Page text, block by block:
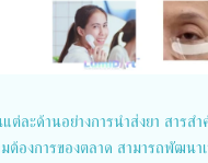
แต่ละด้านอย่างการนำส่งยา สาร
ต้องการของตลาด สามารถพัฒน